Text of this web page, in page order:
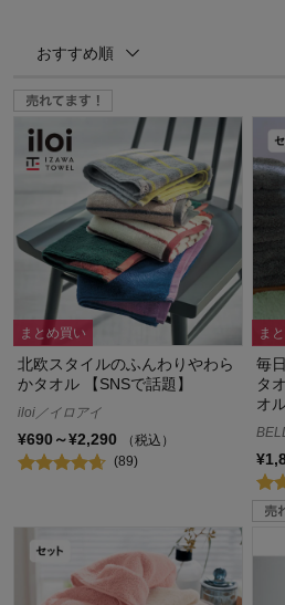
おすすめ順
まとめ買い
北欧スタイルのふんわりやわら
かタオル 【SNSで話題】
iloi／イロアイ
¥690～¥2,290
（税込）
(89)
ま
毎
タ
オ